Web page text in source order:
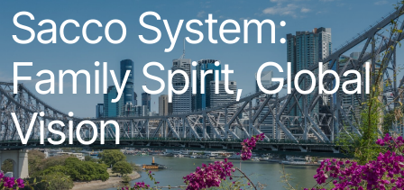
Sacco System:
Family Spirit, Global
Vision